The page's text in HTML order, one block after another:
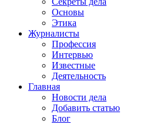
Основы
Этика
Журналисты
Профессия
Интервью
Известные
Деятельность
Главная
Новости дела
Добавить статью
Блог